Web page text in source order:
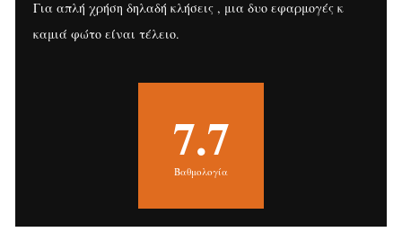
Για απλή χρήση δηλαδή κλήσεις , μια δυο εφαρμογές κ
καμιά φώτο είναι τέλειο.
7.7
Βαθμολογία